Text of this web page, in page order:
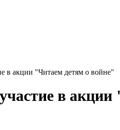
в акции "Читаем детям о войне"
в